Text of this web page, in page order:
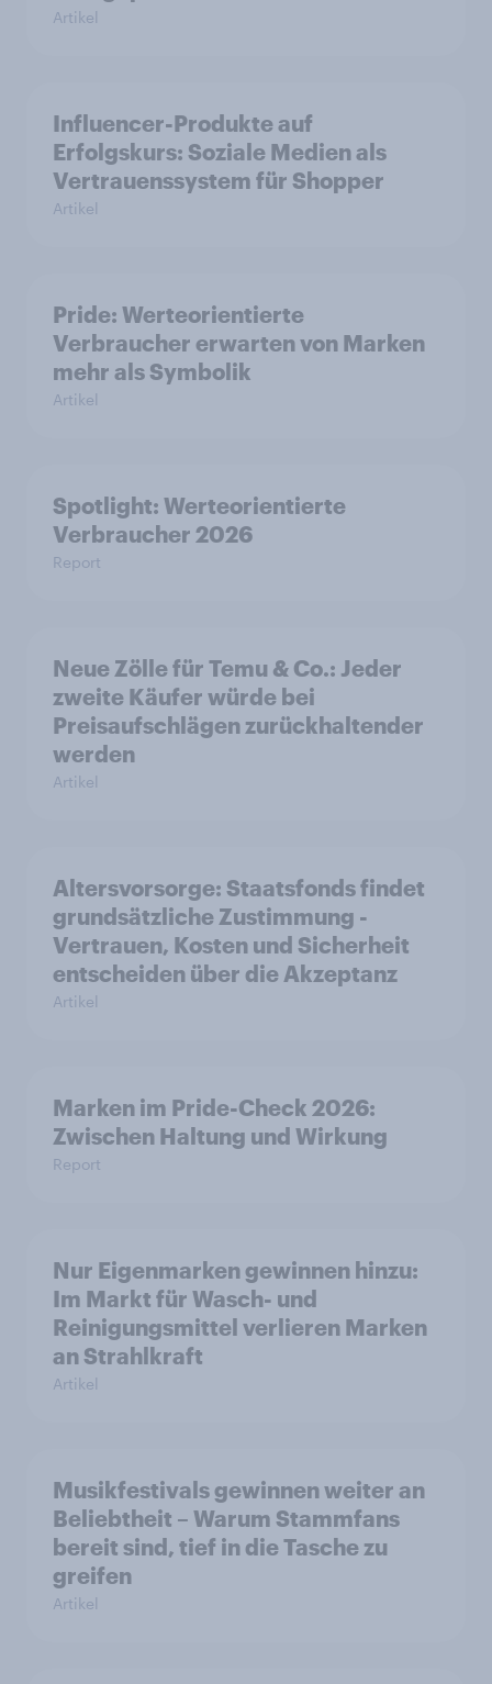
Artikel
Influencer-Produkte auf
Erfolgskurs: Soziale Medien als
Vertrauenssystem für Shopper
Artikel
Pride: Werteorientierte
Verbraucher erwarten von Marken
mehr als Symbolik
Artikel
Spotlight: Werteorientierte
Verbraucher 2026
Report
Neue Zölle für Temu & Co.: Jeder
zweite Käufer würde bei
Preisaufschlägen zurückhaltender
werden
Artikel
Altersvorsorge: Staatsfonds findet
grundsätzliche Zustimmung -
Vertrauen, Kosten und Sicherheit
entscheiden über die Akzeptanz
Artikel
Marken im Pride-Check 2026:
Zwischen Haltung und Wirkung
Report
Nur Eigenmarken gewinnen hinzu:
Im Markt für Wasch- und
Reinigungsmittel verlieren Marken
an Strahlkraft
Artikel
Musikfestivals gewinnen weiter an
Beliebtheit – Warum Stammfans
bereit sind, tief in die Tasche zu
greifen
Artikel